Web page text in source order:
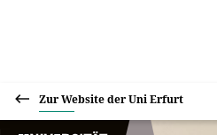
Zur Website der Uni Erfurt